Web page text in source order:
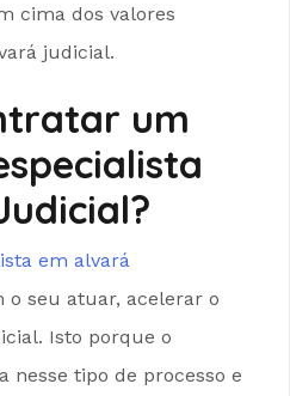
cima dos valores
judicial.
um
em alvará
o seu atuar, acelerar o
Isto porque o
nesse tipo de processo e